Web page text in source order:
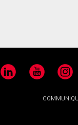
LinkedIn YouTube